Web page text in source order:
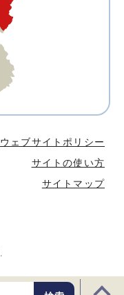
ウェブサイトポリシー
サイトの使い方
サイトマップ